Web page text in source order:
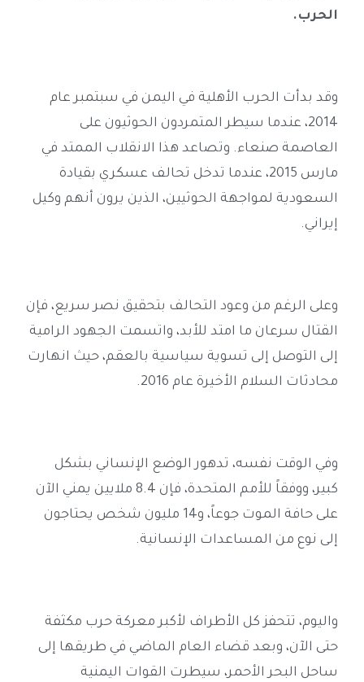
الحرب.
وقد بدأت الحرب الأهلية في اليمن في سبتمبر عام
2014، عندما سيطر المتمردون الحوثيون على
العاصمة صنعاء. وتصاعد هذا الانقلاب الممتد في
مارس 2015، عندما تدخل تحالف عسكري بقيادة
السعودية لمواجهة الحوثيين، الذين يرون أنهم وكيل
إيراني.
وعلى الرغم من وعود التحالف بتحقيق نصر سريع، فإن
القتال سرعان ما امتد للأبد، واتسمت الجهود الرامية
إلى التوصل إلى تسوية سياسية بالعقم، حيث انهارت
محادثات السلام الأخيرة عام 2016
.
وفي الوقت نفسه، تدهور الوضع الإنساني بشكل
كبير، ووفقاً للأمم المتحدة، فإن 8.4 ملايين يمني الآن
على حافة الموت جوعاً، و14 مليون شخص يحتاجون
إلى نوع من المساعدات الإنسانية.
واليوم، تتحفز كل الأطراف لأكبر معركة حرب مكثفة
حتى الآن، وبعد قضاء العام الماضي في طريقها إلى
ساحل البحر الأحمر، سيطرت القوات اليمنية